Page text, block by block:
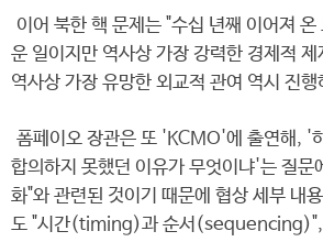
이어 북한 핵 문제는 "수십 년째 이어져 온
운 일이지만 역사상 가장 강력한 경제적 제
역사상 가장 유망한 외교적 관여 역시 진
폼페이오 장관은 또 'KCMO'에 출연해, '
합의하지 못했던 이유가 무엇이냐'는 질문
화"와 관련된 것이기 때문에 협상 세부 내
도 "시간(timing)과 순서(sequencing)",